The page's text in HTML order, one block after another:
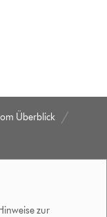
Überblick
zur